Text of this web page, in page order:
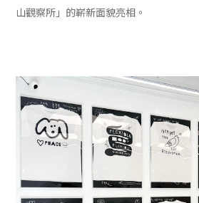
山觀察所」的嶄新面貌亮相。